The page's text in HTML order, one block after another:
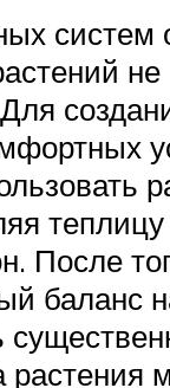
систем
не
После
баланс
растения